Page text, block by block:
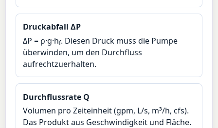
Druckabfall ΔP
ΔP = ρ·g·hf. Diesen Druck muss die Pumpe
überwinden, um den Durchfluss
aufrechtzuerhalten.
Durchflussrate Q
Volumen pro Zeiteinheit (gpm, L/s, m³/h, cfs).
Das Produkt aus Geschwindigkeit und Fläche.